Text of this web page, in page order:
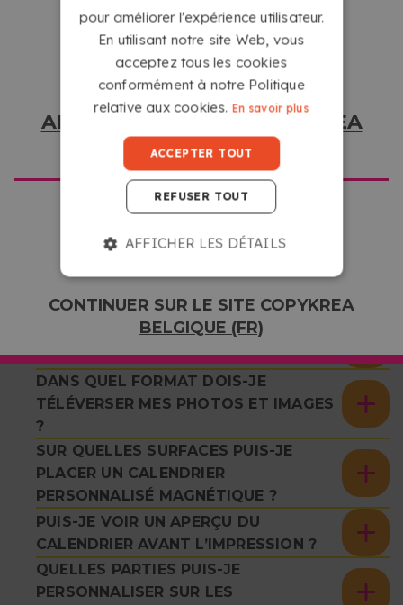
ALLER SUR LE SITE COPYKREA
USA
CONTINUER SUR LE SITE COPYKREA
BELGIQUE (FR)
AVEZ-VOUS DES
QUESTIONS SUR LE
SERVICE?
COMMENT CRÉER UN CALENDRIER
PERSONNALISÉ?
COMMENT VAIS-JE RECEVOIR MON
CALENDRIER ?
DANS QUEL FORMAT DOIS-JE
TÉLÉVERSER MES PHOTOS ET IMAGES
?
SUR QUELLES SURFACES PUIS-JE
PLACER UN CALENDRIER
PERSONNALISÉ MAGNÉTIQUE ?
PUIS-JE VOIR UN APERÇU DU
CALENDRIER AVANT L’IMPRESSION ?
QUELLES PARTIES PUIS-JE
PERSONNALISER SUR LES
DUTCH
pour améliorer l'expérience utilisateur.
En utilisant notre site Web, vous
acceptez tous les cookies
conformément à notre Politique
relative aux cookies.En savoir plus
ACCEPTER TOUT
REFUSER TOUT
AFFICHER LES DÉTAILS